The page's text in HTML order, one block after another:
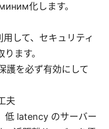
化します。
して、セキュリティ
ます。
護を必ず有効にして
夫
低 latency のサーバー